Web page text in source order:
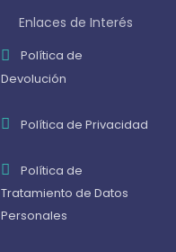
Enlaces de Interés
Política de
Devolución
Política de Privacidad
Política de
Tratamiento de Datos
Personales